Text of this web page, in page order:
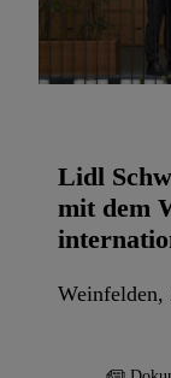
Lidl
mit dem
Weinfelden,